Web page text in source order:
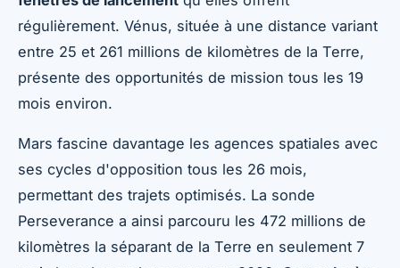
régulièrement. Vénus, située à une distance variant
entre 25 et 261 millions de kilomètres de la Terre,
présente des opportunités de mission tous les 19
mois environ.
Mars fascine davantage les agences spatiales avec
ses cycles d'opposition tous les 26 mois,
permettant des trajets optimisés. La sonde
Perseverance a ainsi parcouru les 472 millions de
kilomètres la séparant de la Terre en seulement 7